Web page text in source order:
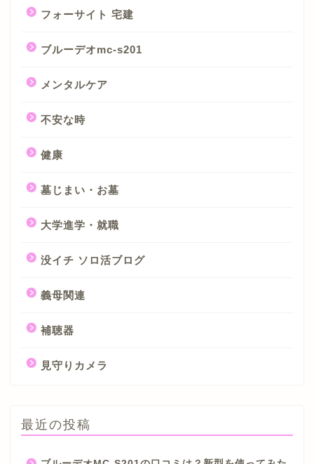
フォーサイト 宅建
ブルーデオmc-s201
メンタルケア
不安な時
健康
墓じまい・お墓
大学進学・就職
没イチ ソロ活ブログ
義母関連
補聴器
見守りカメラ
最近の投稿